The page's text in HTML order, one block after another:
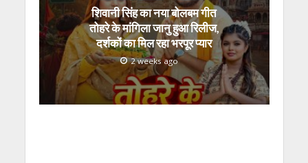
शिवानी सिंह का नया बोलबम गीत
तोहरे के मांगिला जानु हुआ रिलीज,
दर्शकों का मिल रहा भरपूर प्यार
2 weeks ago